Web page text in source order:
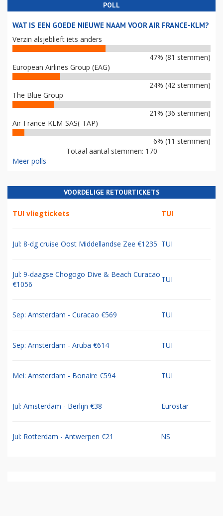
POLL
WAT IS EEN GOEDE NIEUWE NAAM VOOR AIR FRANCE-KLM?
Verzin alsjeblieft iets anders
47% (81 stemmen)
European Airlines Group (EAG)
24% (42 stemmen)
The Blue Group
21% (36 stemmen)
Air-France-KLM-SAS(-TAP)
6% (11 stemmen)
Totaal aantal stemmen: 170
Meer polls
VOORDELIGE RETOURTICKETS
TUI vliegtickets TUI
Jul: 8-dg cruise Oost Middellandse Zee €1235 TUI
Jul: 9-daagse Chogogo Dive & Beach Curacao
€1056
TUI
Sep: Amsterdam - Curacao €569 TUI
Sep: Amsterdam - Aruba €614 TUI
Mei: Amsterdam - Bonaire €594 TUI
Jul: Amsterdam - Berlijn €38 Eurostar
Jul: Rotterdam - Antwerpen €21 NS